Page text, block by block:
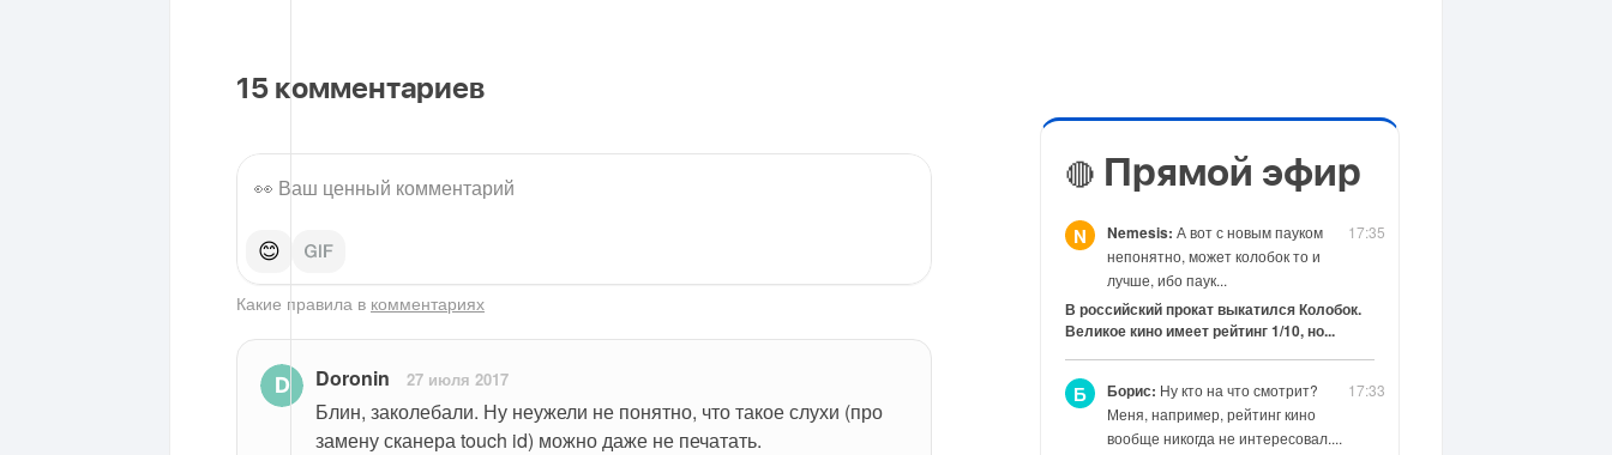
15 комментариев
😊
Какие правила в комментариях
Doronin 27 июля 2017
Блин, заколебали. Ну неужели не понятно, что такое слухи (про
замену сканера touch id) можно даже не печатать.
🔴 Прямой эфир
17:35
N Nemesis: А вот с новым пауком
непонятно, может колобок то и
лучше, ибо паук...
В российский прокат выкатился Колобок.
Великое кино имеет рейтинг 1/10, но...
17:33
Б Борис: Ну кто на что смотрит?
Меня, например, рейтинг кино
вообще никогда не интересовал....